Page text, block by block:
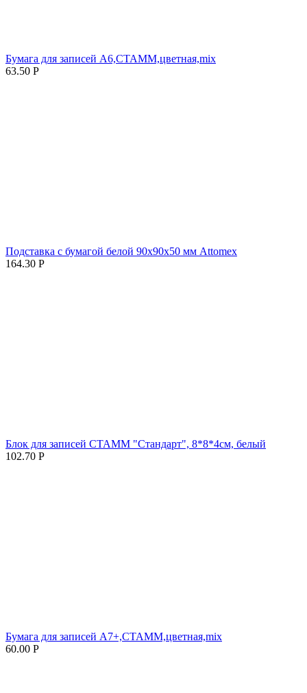
Бумага для записей А6,СТАММ,цветная,mix
63.50 Р
Подставка с бумагой белой 90х90х50 мм Attomex
164.30 Р
Блок для записей СТАММ "Стандарт", 8*8*4см, белый
102.70 Р
Бумага для записей А7+,СТАММ,цветная,mix
60.00 Р